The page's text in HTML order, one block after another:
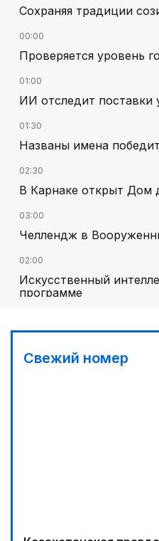
Сохраняя традиции
00:00
Проверяется уровень
01:00
ИИ отследит поставки
01:30
Названы имена
02:30
В Карнаке открыт Дом
03:00
Челлендж в
02:00
Искусственный
программе
01:40
Свежий номер